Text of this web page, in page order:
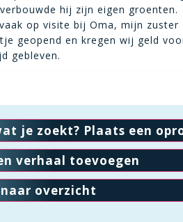
hij zijn eigen groenten.
op visite bij Oma, mijn zuster
geopend en kregen wij geld
gebleven.
je zoekt? Plaats een
verhaal toevoegen
overzicht